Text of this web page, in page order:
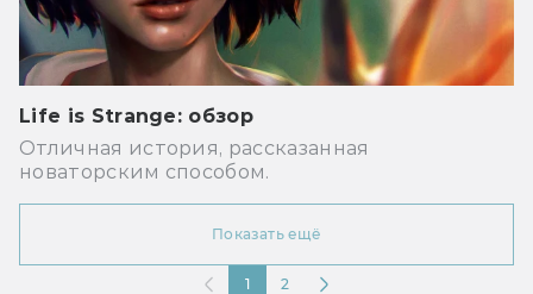
Life is Strange: обзор
Отличная история, рассказанная
новаторским способом.
Показать ещё
1 2